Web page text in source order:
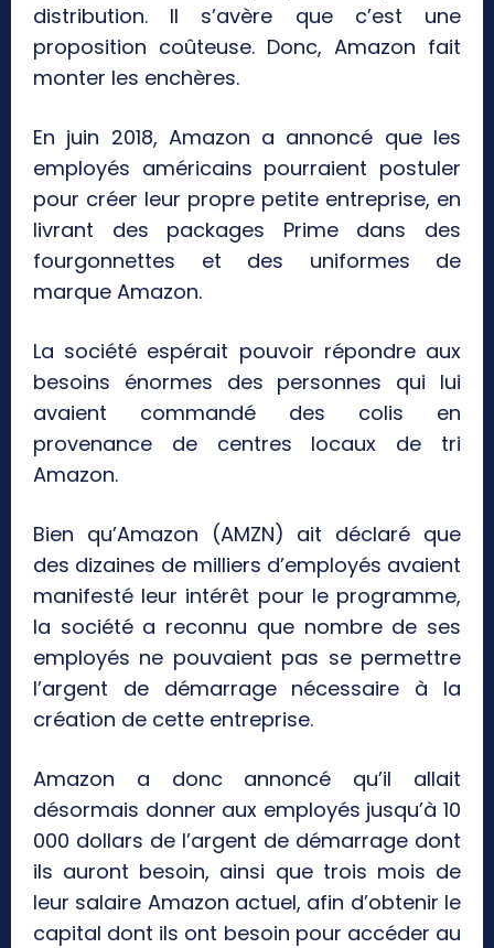
distribution. Il s’avère que c’est une
proposition coûteuse. Donc, Amazon fait
monter les enchères.
En juin 2018, Amazon a annoncé que les
employés américains pourraient postuler
pour créer leur propre petite entreprise, en
livrant des packages Prime dans des
fourgonnettes et des uniformes de
marque Amazon.
La société espérait pouvoir répondre aux
besoins énormes des personnes qui lui
avaient commandé des colis en
provenance de centres locaux de tri
Amazon.
Bien qu’Amazon (AMZN) ait déclaré que
des dizaines de milliers d’employés avaient
manifesté leur intérêt pour le programme,
la société a reconnu que nombre de ses
employés ne pouvaient pas se permettre
l’argent de démarrage nécessaire à la
création de cette entreprise.
Amazon a donc annoncé qu’il allait
désormais donner aux employés jusqu’à 10
000 dollars de l’argent de démarrage dont
ils auront besoin, ainsi que trois mois de
leur salaire Amazon actuel, afin d’obtenir le
capital dont ils ont besoin pour accéder au